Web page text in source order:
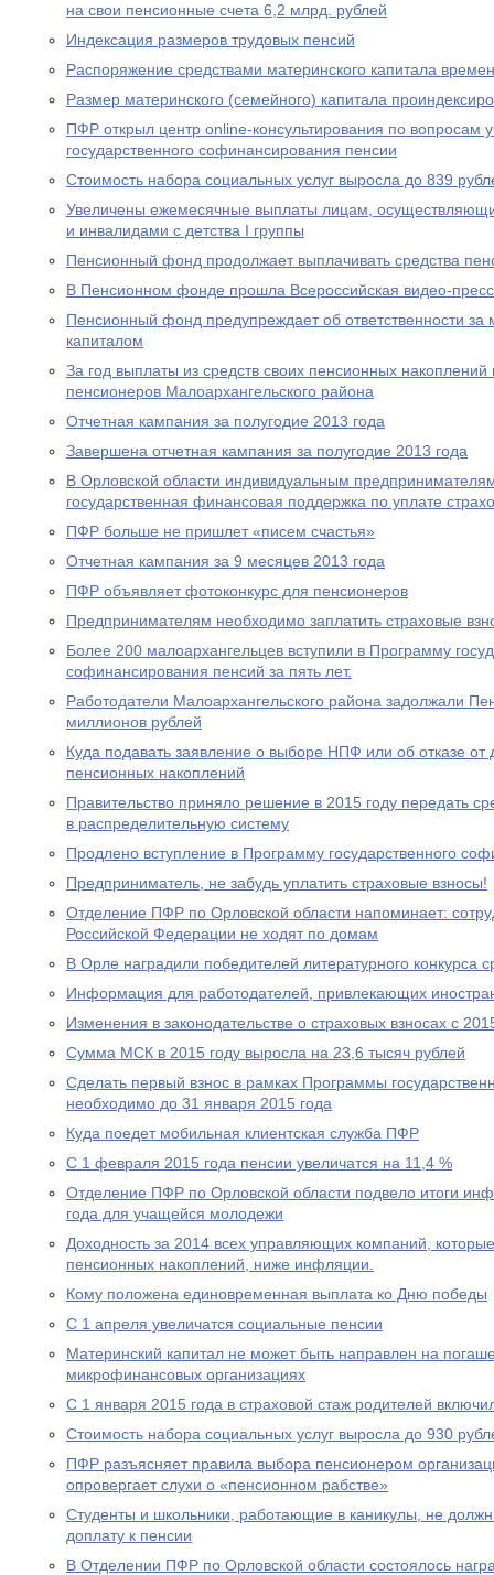
на свои пенсионные счета 6,2 млрд. рублей
Индексация размеров трудовых пенсий
Распоряжение средствами материнского капитала
Размер материнского (семейного) капитала
ПФР открыл центр online-консультирования по вопросам
государственного софинансирования пенсии
Стоимость набора социальных услуг выросла до 839
Увеличены ежемесячные выплаты лицам,
и инвалидами с детства I группы
Пенсионный фонд продолжает выплачивать средства
В Пенсионном фонде прошла Всероссийская видео-
Пенсионный фонд предупреждает об ответственности
капиталом
За год выплаты из средств своих пенсионных накоплений
пенсионеров Малоархангельского района
Отчетная кампания за полугодие 2013 года
Завершена отчетная кампания за полугодие 2013 года
В Орловской области индивидуальным
государственная финансовая поддержка по уплате
ПФР больше не пришлет «писем счастья»
Отчетная кампания за 9 месяцев 2013 года
ПФР объявляет фотоконкурс для пенсионеров
Предпринимателям необходимо заплатить страховые
Более 200 малоархангельцев вступили в Программу
софинансирования пенсий за пять лет.
Работодатели Малоархангельского района задолжали
миллионов рублей
Куда подавать заявление о выборе НПФ или об отказе
пенсионных накоплений
Правительство приняло решение в 2015 году передать
в распределительную систему
Продлено вступление в Программу государственного
Предприниматель, не забудь уплатить страховые взносы!
Отделение ПФР по Орловской области напоминает:
Российской Федерации не ходят по домам
В Орле наградили победителей литературного конкурса
Информация для работодателей, привлекающих
Изменения в законодательстве о страховых взносах с
Сумма МСК в 2015 году выросла на 23,6 тысяч рублей
Сделать первый взнос в рамках Программы
необходимо до 31 января 2015 года
Куда поедет мобильная клиентская служба ПФР
С 1 февраля 2015 года пенсии увеличатся на 11,4 %
Отделение ПФР по Орловской области подвело итоги
года для учащейся молодежи
Доходность за 2014 всех управляющих компаний,
пенсионных накоплений, ниже инфляции.
Кому положена единовременная выплата ко Дню победы
С 1 апреля увеличатся социальные пенсии
Материнский капитал не может быть направлен на
микрофинансовых организациях
С 1 января 2015 года в страховой стаж родителей
Стоимость набора социальных услуг выросла до 930
ПФР разъясняет правила выбора пенсионером
опровергает слухи о «пенсионном рабстве»
Студенты и школьники, работающие в каникулы, не
доплату к пенсии
В Отделении ПФР по Орловской области состоялось